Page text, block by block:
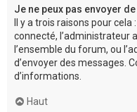
Je ne peux pas envoyer
Il y a trois raisons pour cela
connecté, l’administrateur
l’ensemble du forum, ou
d’envoyer des messages.
d’informations.
Haut